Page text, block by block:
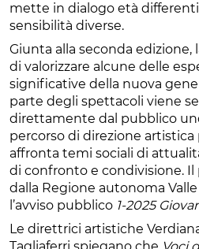
mette in dialogo età
sensibilità diverse.
Giunta alla seconda edizione,
di valorizzare alcune delle
significative della nuova
parte degli spettacoli viene
direttamente dal pubblico
percorso di direzione
affronta temi sociali di
di confronto e condivisione.
dalla Regione autonoma Valle
l’avviso pubblico 1-2025
Le direttrici artistiche